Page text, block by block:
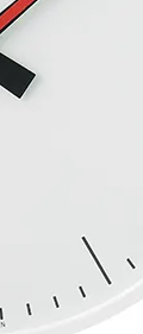
SOFAS
2人掛けソファ
3人掛けソファ